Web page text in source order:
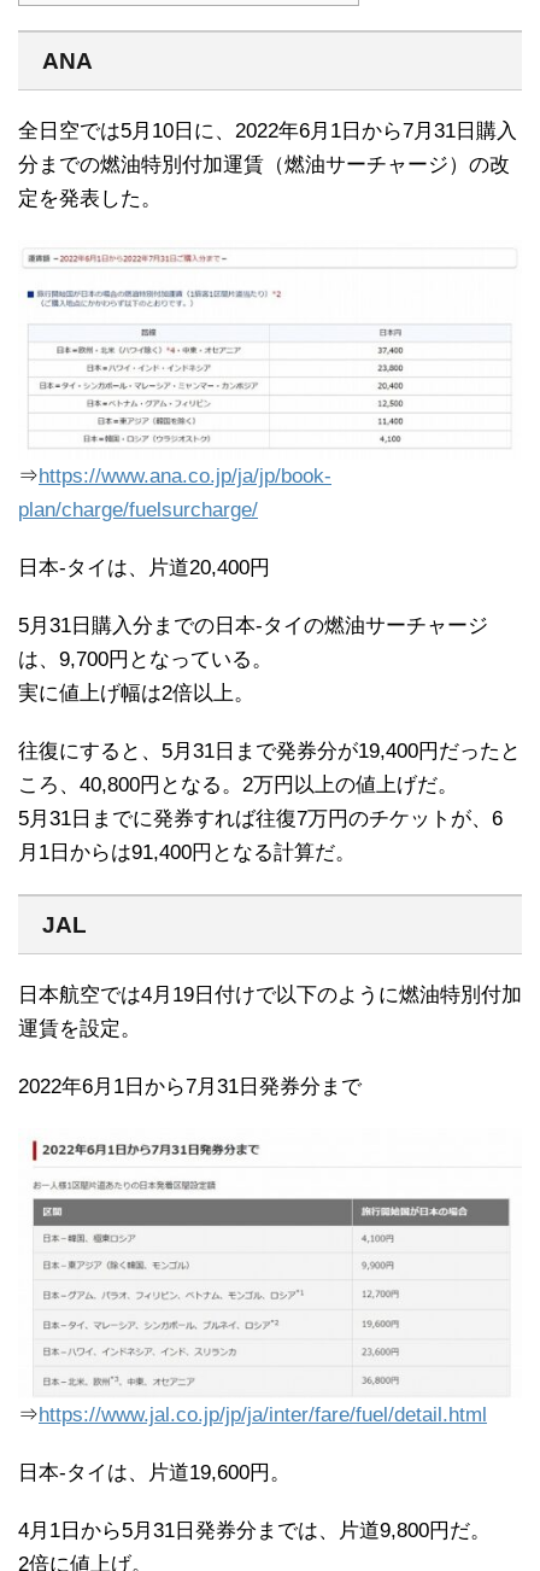
ANA
全日空では5月10日に、2022年6月1日から7月31日購入
分までの燃油特別付加運賃（燃油サーチャージ）の改
定を発表した。
⇒https://www.ana.co.jp/ja/jp/book-
plan/charge/fuelsurcharge/
日本-タイは、片道20,400円
5月31日購入分までの日本-タイの燃油サーチャージ
は、9,700円となっている。
実に値上げ幅は2倍以上。
往復にすると、5月31日まで発券分が19,400円だったと
ころ、40,800円となる。2万円以上の値上げだ。
5月31日までに発券すれば往復7万円のチケットが、6
月1日からは91,400円となる計算だ。
JAL
日本航空では4月19日付けで以下のように燃油特別付加
運賃を設定。
2022年6月1日から7月31日発券分まで
⇒https://www.jal.co.jp/jp/ja/inter/fare/fuel/detail.html
日本-タイは、片道19,600円。
4月1日から5月31日発券分までは、片道9,800円だ。
2倍に値上げ。